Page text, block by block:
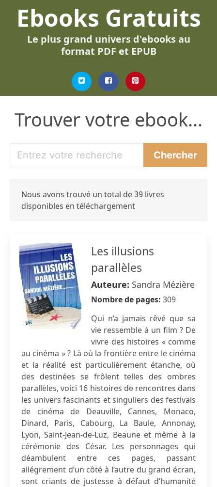
Ebooks Gratuits
Le plus grand univers d'ebooks au
format PDF et EPUB
Trouver votre ebook...
Nous avons trouvé un total de 39 livres
disponibles en téléchargement
Les illusions
parallèles
Auteure: Sandra Mézière
Nombre de pages: 309
Qui n’a jamais rêvé que sa
vie ressemble à un film ? De
vivre des histoires « comme
au cinéma » ? Là où la frontière entre le cinéma
et la réalité est particulièrement étanche, où
des destinées se frôlent telles des ombres
parallèles, voici 16 histoires de rencontres dans
les univers fascinants et singuliers des festivals
de cinéma de Deauville, Cannes, Monaco,
Dinard, Paris, Cabourg, La Baule, Annonay,
Lyon, Saint-Jean-de-Luz, Beaune et même à la
cérémonie des César. Les personnages qui
déambulent entre ces pages, passant
allégrement d’un côté à l’autre du grand écran,
sont criants de justesse à défaut d’humanité